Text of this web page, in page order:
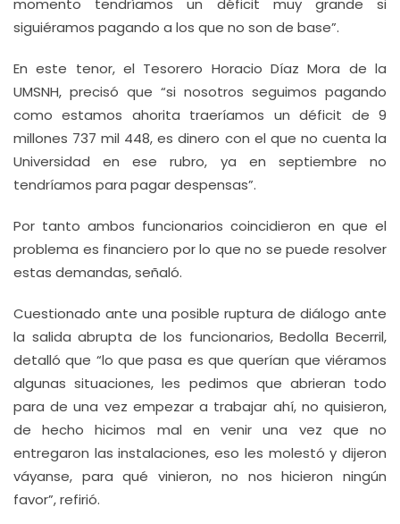
momento tendríamos un déficit muy grande si
siguiéramos pagando a los que no son de base”.
En este tenor, el Tesorero Horacio Díaz Mora de la
UMSNH, precisó que “si nosotros seguimos pagando
como estamos ahorita traeríamos un déficit de 9
millones 737 mil 448, es dinero con el que no cuenta la
Universidad en ese rubro, ya en septiembre no
tendríamos para pagar despensas”.
Por tanto ambos funcionarios coincidieron en que el
problema es financiero por lo que no se puede resolver
estas demandas, señaló.
Cuestionado ante una posible ruptura de diálogo ante
la salida abrupta de los funcionarios, Bedolla Becerril,
detalló que “lo que pasa es que querían que viéramos
algunas situaciones, les pedimos que abrieran todo
para de una vez empezar a trabajar ahí, no quisieron,
de hecho hicimos mal en venir una vez que no
entregaron las instalaciones, eso les molestó y dijeron
váyanse, para qué vinieron, no nos hicieron ningún
favor”, refirió.